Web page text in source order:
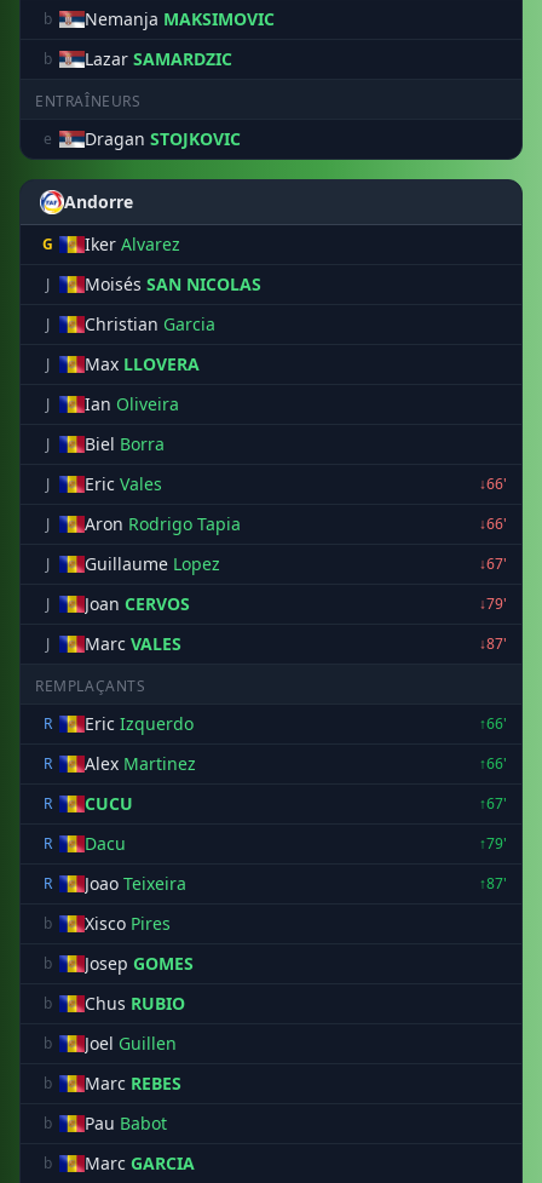
b Nemanja MAKSIMOVIC
b Lazar SAMARDZIC
ENTRAÎNEURS
e
Dragan STOJKOVIC
Andorre
G Iker Alvarez
J Moisés SAN NICOLAS
J Christian Garcia
J Max LLOVERA
J Ian Oliveira
J Biel Borra
J Eric Vales
↓66'
J
Aron Rodrigo Tapia
↓66'
J
Guillaume Lopez
↓67'
J
Joan CERVOS
↓79'
J
Marc VALES ↓87'
REMPLAÇANTS
R
Eric Izquerdo
↑66'
R
Alex Martinez
↑66'
R
CUCU
↑67'
R
Dacu
↑79'
R
Joao Teixeira
↑87'
b
Xisco Pires
b Josep GOMES
b Chus RUBIO
b Joel Guillen
b Marc REBES
b Pau Babot
b Marc GARCIA